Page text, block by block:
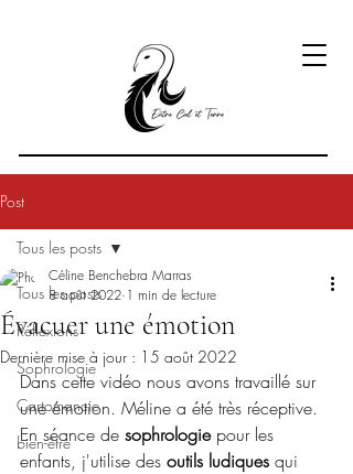
Post
Tous les posts
Réflexions
Sophrologie
Cartomancie
bien-être
Tous les posts
Évacuer une émotion
Céline Benchebra Marras
8 août 2022 1 min de lecture
Dernière mise à jour : 15 août 2022
Dans cette vidéo nous avons travaillé sur
une émotion. Méline a été très réceptive.
En séance de sophrologie pour les
enfants, j'utilise des outils ludiques qui